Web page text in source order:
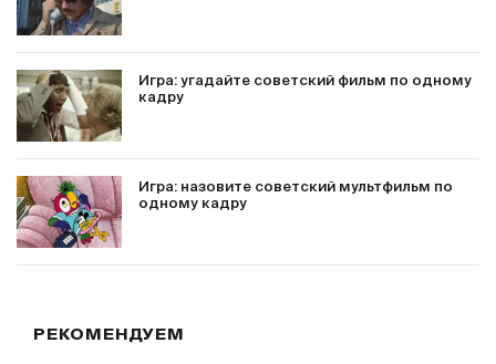
Игра: угадайте советский фильм по одному
кадру
Игра: назовите советский мультфильм по
одному кадру
РЕКОМЕНДУЕМ